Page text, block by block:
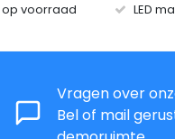
op voorraad LED
Vragen over
Bel of mail